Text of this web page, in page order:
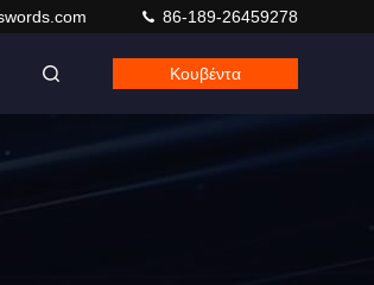
86-189-26459278
Κουβέντα